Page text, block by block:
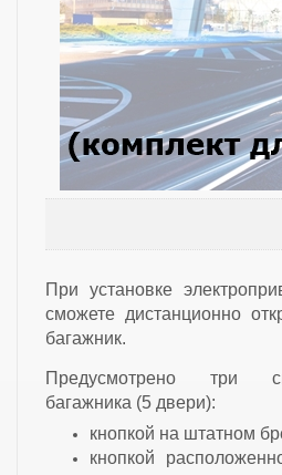
При установке
сможете дистанционно
багажник.
Предусмотрено три
багажника (5 двери):
кнопкой на штатном
кнопкой